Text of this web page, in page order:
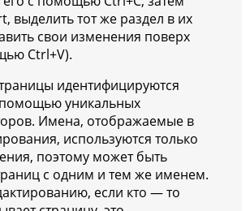
выделить тот же раздел в их
свои изменения поверх
Ctrl+V).
идентифицируются
уникальных
Имена, отображаемые в
используются только
поэтому может быть
с одним и тем же именем.
если кто — то